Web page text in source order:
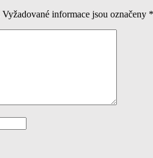
Vyžadované informace jsou označeny *